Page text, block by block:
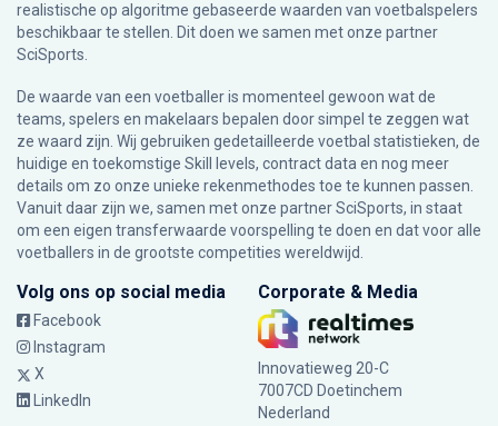
realistische op algoritme gebaseerde waarden van voetbalspelers
beschikbaar te stellen. Dit doen we samen met onze partner
SciSports
De waarde van een voetballer is momenteel gewoon wat de
teams, spelers en makelaars bepalen door simpel te zeggen wat
ze waard zijn. Wij gebruiken gedetailleerde voetbal statistieken, de
huidige en toekomstige Skill levels, contract data en nog meer
details om zo onze unieke rekenmethodes toe te kunnen passen.
Vanuit daar zijn we, samen met onze partner SciSports, in staat
om een eigen transferwaarde voorspelling te doen en dat voor alle
voetballers in de grootste competities wereldwijd.
Volg ons op social media
Facebook
Instagram
X
LinkedIn
Corporate & Media
Innovatieweg 20-C
7007CD Doetinchem
Nederland